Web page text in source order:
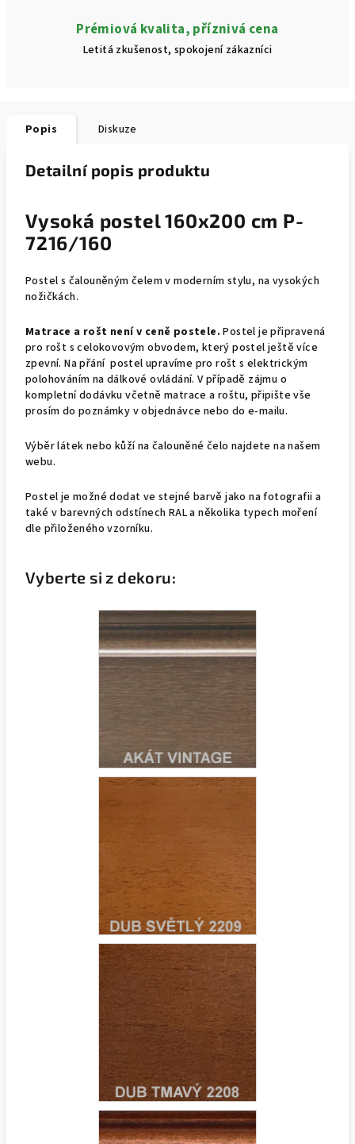
Prémiová kvalita, příznivá cena
Letitá zkušenost, spokojení zákazníci
Popis Diskuze
Detailní popis produktu
Vysoká postel 160x200 cm P-
7216/160
Postel s čalouněným čelem v moderním stylu, na vysokých
nožičkách.
Matrace a rošt není v ceně postele. Postel je připravená
pro rošt s celokovovým obvodem, který postel ještě více
zpevní. Na přání postel upravíme pro rošt s elektrickým
polohováním na dálkové ovládání. V případě zájmu o
kompletní dodávku včetně matrace a roštu, připište vše
prosím do poznámky v objednávce nebo do e-mailu.
Výběr látek nebo kůží na čalouněné čelo najdete na našem
webu.
Postel je možné dodat ve stejné barvě jako na fotografii a
také v barevných odstínech RAL a několika typech moření
dle přiloženého vzorníku.
Vyberte si z dekoru: